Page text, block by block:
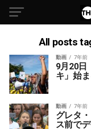
All posts
動画 7年前
9月20日
キ」始
動画 7年前
グレタ
ス前で